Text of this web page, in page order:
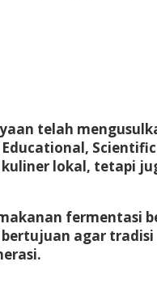
telah
lokal, tetapi
agar